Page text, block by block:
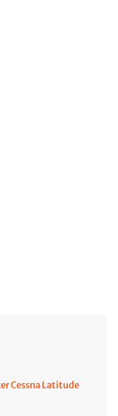
Cessna Latitude